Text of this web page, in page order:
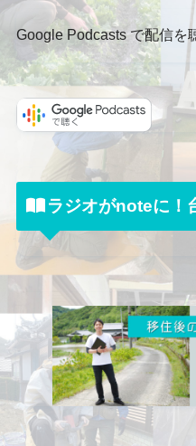
Google Podcasts で配信を
ラジオがnoteに！